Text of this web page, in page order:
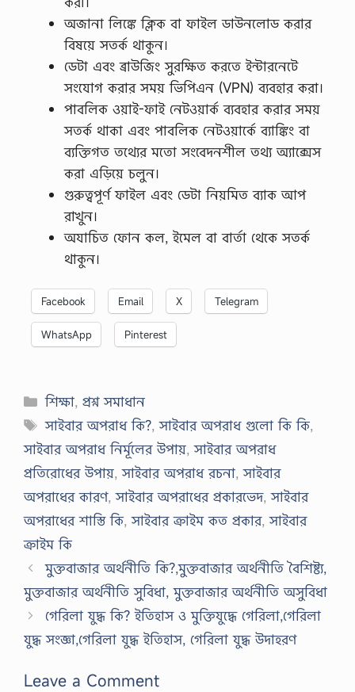
অজানা লিঙ্কে ক্লিক বা ফাইল ডাউনলোড করার
বিষয়ে সতর্ক থাকুন।
ডেটা এবং ব্রাউজিং সুরক্ষিত করতে ইন্টারনেটে
সংযোগ করার সময় ভিপিএন (VPN) ব্যবহার করা।
পাবলিক ওয়াই-ফাই নেটওয়ার্ক ব্যবহার করার সময়
সতর্ক থাকা এবং পাবলিক নেটওয়ার্কে ব্যাঙ্কিং বা
ব্যক্তিগত তথ্যের মতো সংবেদনশীল তথ্য অ্যাক্সেস
করা এড়িয়ে চলুন।
গুরুত্বপূর্ণ ফাইল এবং ডেটা নিয়মিত ব্যাক আপ
রাখুন।
অযাচিত ফোন কল, ইমেল বা বার্তা থেকে সতর্ক
থাকুন।
Facebook Email X Telegram
WhatsApp Pinterest
Categories
শিক্ষা,প্রশ্ন সমাধান
Tags
সাইবার অপরাধ কি?,সাইবার অপরাধ গুলো কি কি,
সাইবার অপরাধ নির্মূলের উপায়,সাইবার অপরাধ
প্রতিরোধের উপায়,সাইবার অপরাধ রচনা,সাইবার
অপরাধের কারণ,সাইবার অপরাধের প্রকারভেদ,সাইবার
অপরাধের শাস্তি কি,সাইবার ক্রাইম কত প্রকার,সাইবার
ক্রাইম কি
মুক্তবাজার অর্থনীতি কি?,মুক্তবাজার অর্থনীতি বৈশিষ্ট্য,
মুক্তবাজার অর্থনীতি সুবিধা, মুক্তবাজার অর্থনীতি অসুবিধা
গেরিলা যুদ্ধ কি? ইতিহাস ও মুক্তিযুদ্ধে গেরিলা,গেরিলা
যুদ্ধ সংজ্ঞা,গেরিলা যুদ্ধ ইতিহাস, গেরিলা যুদ্ধ উদাহরণ
Leave a Comment